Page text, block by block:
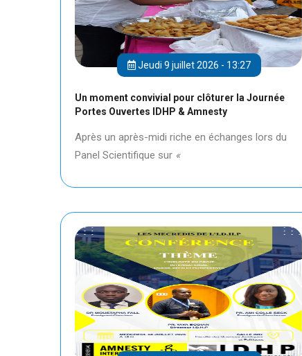
Jeudi 9 juillet 2026 - 13:27
Un moment convivial pour clôturer la Journée
Portes Ouvertes IDHP & Amnesty
Après un après-midi riche en échanges lors du
Panel Scientifique sur «